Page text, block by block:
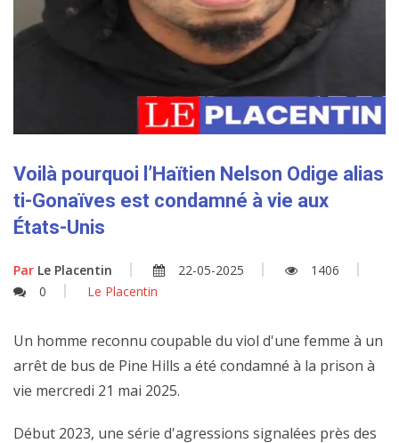
Voilà pourquoi l’Haïtien Nelson Odige alias
ti-Gonaïves est condamné à vie aux
États-Unis
Par Le Placentin 22-05-2025
1406
0
Le Placentin
Un homme reconnu coupable du viol d'une femme à un
arrêt de bus de Pine Hills a été condamné à la prison à
vie mercredi 21 mai 2025.
Début 2023, une série d'agressions signalées près des